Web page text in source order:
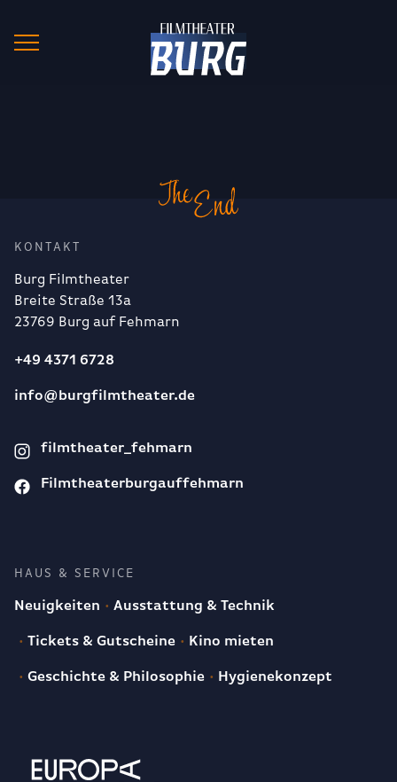
KONTAKT
Burg Filmtheater
Breite Straße 13a
23769 Burg auf Fehmarn
+49 4371 6728
info@burgfilmtheater.de
filmtheater_fehmarn
Filmtheaterburgauffehmarn
HAUS & SERVICE
Neuigkeiten Ausstattung & Technik
Tickets & Gutscheine Kino mieten
Geschichte & Philosophie Hygienekonzept